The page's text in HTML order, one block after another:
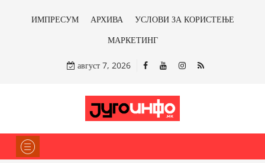
ИМПРЕСУМ АРХИВА
УСЛОВИ ЗА КОРИСТЕЊЕ
МАРКЕТИНГ
август 7, 2026